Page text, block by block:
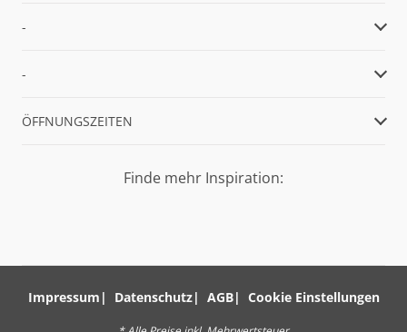
-
-
ÖFFNUNGSZEITEN
Finde mehr Inspiration:
Impressum Datenschutz AGB Cookie Einstellungen